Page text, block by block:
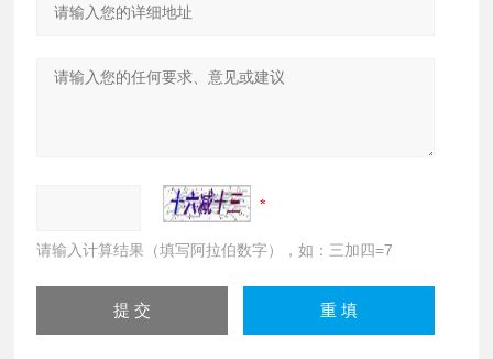
请输入计算结果（填写阿拉伯数字），如：三加四=7